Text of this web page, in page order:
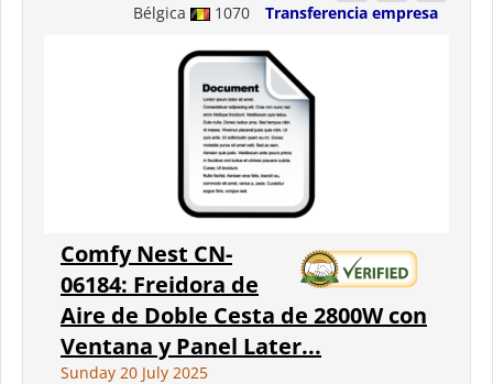
Bélgica 1070 Transferencia empresa
Comfy Nest CN-
06184: Freidora de
Aire de Doble Cesta de 2800W con
Ventana y Panel Later...
Sunday 20 July 2025